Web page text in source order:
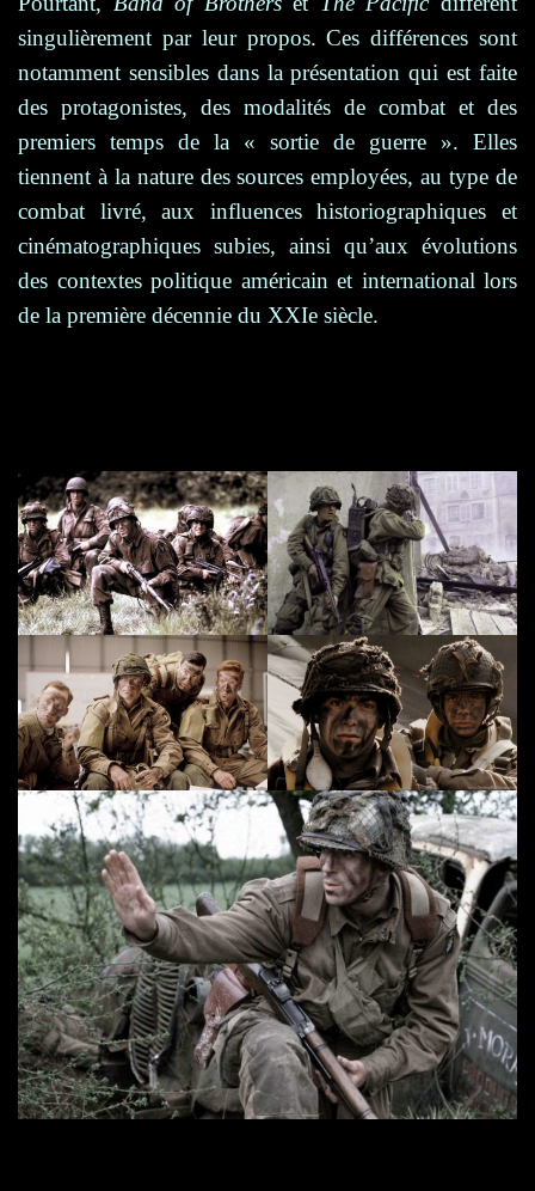
singulièrement par leur propos. Ces différences sont
notamment sensibles dans la présentation qui est faite
des protagonistes, des modalités de combat et des
premiers temps de la « sortie de guerre ». Elles
tiennent à la nature des sources employées, au type de
combat livré, aux influences historiographiques et
cinématographiques subies, ainsi qu’aux évolutions
des contextes politique américain et international lors
de la première décennie du XXIe siècle.